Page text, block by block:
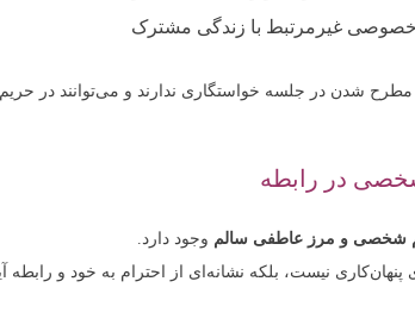
غیرمرتبط با زندگی مشترک
مطرح شدن در جلسه خواستگاری ندارند و می‌توانند در
در رابطه
شخصی و مرز عاطفی سالم وجود دارد.
پنهان‌کاری نیست، بلکه نشانه‌ای از احترام به خود و رابطه